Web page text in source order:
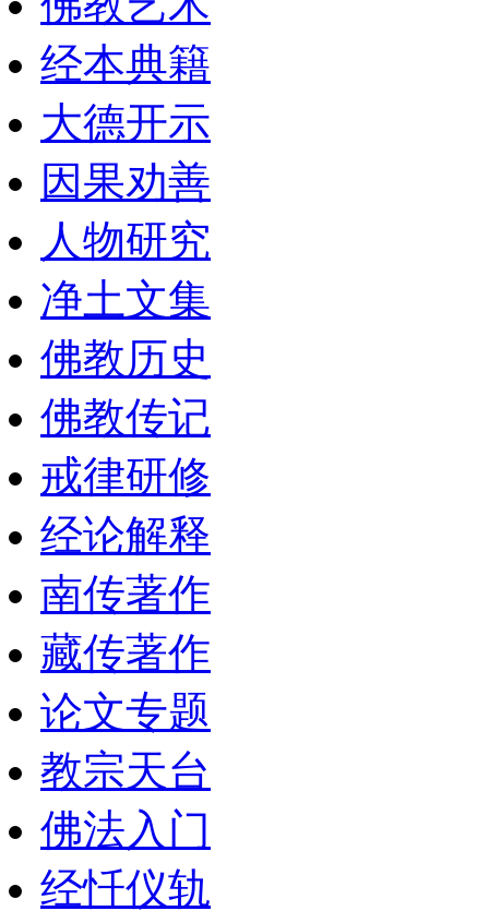
经本典籍
大德开示
因果劝善
人物研究
净土文集
佛教历史
佛教传记
戒律研修
经论解释
南传著作
藏传著作
论文专题
教宗天台
佛法入门
经忏仪轨